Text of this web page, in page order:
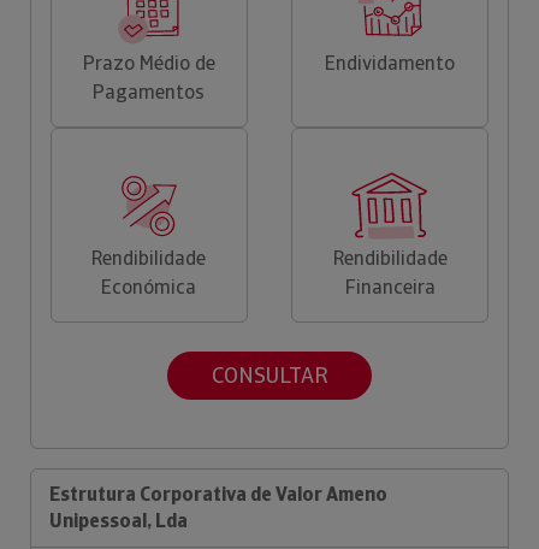
Prazo Médio de
Pagamentos
Endividamento
Rendibilidade
Económica
Rendibilidade
Financeira
CONSULTAR
Estrutura Corporativa de Valor Ameno
Unipessoal, Lda